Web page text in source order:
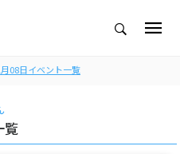
08日イベント一覧
覧